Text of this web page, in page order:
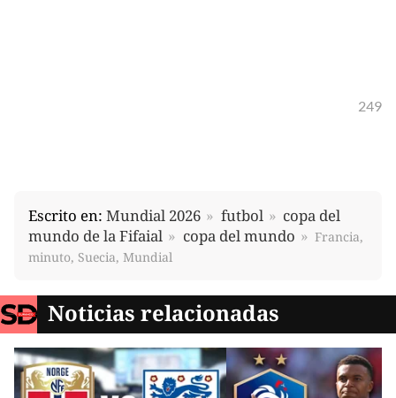
249
Escrito en: Mundial 2026 futbol
copa del
mundo de la Fifaial
copa del mundo
Francia,
minuto, Suecia, Mundial
Noticias relacionadas